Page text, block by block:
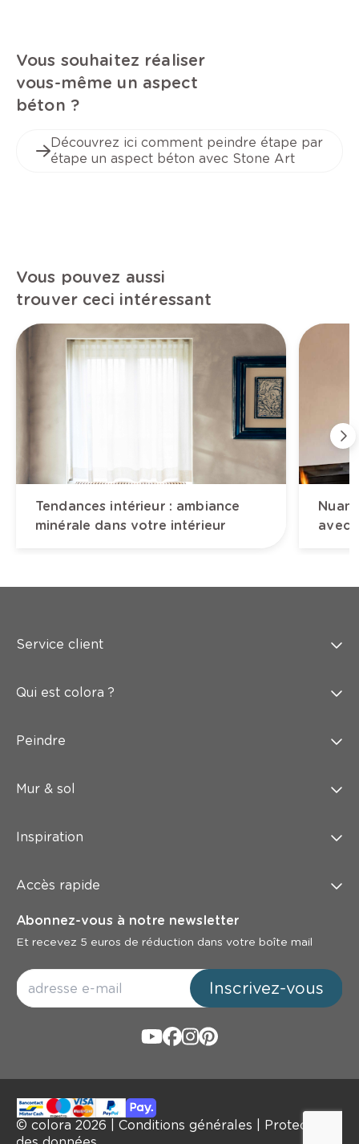
Vous souhaitez réaliser
vous-même un aspect
béton ?
Découvrez ici comment peindre étape par
étape un aspect béton avec Stone Art
Vous pouvez aussi
trouver ceci intéressant
Tendances intérieur : ambiance
minérale dans votre intérieur
avec
Service client
Qui est colora ?
Peindre
Mur & sol
Inspiration
Accès rapide
Abonnez-vous à notre newsletter
Et recevez 5 euros de réduction dans votre boîte mail
Inscrivez-vous
© colora 2026 Conditions générales
Protection